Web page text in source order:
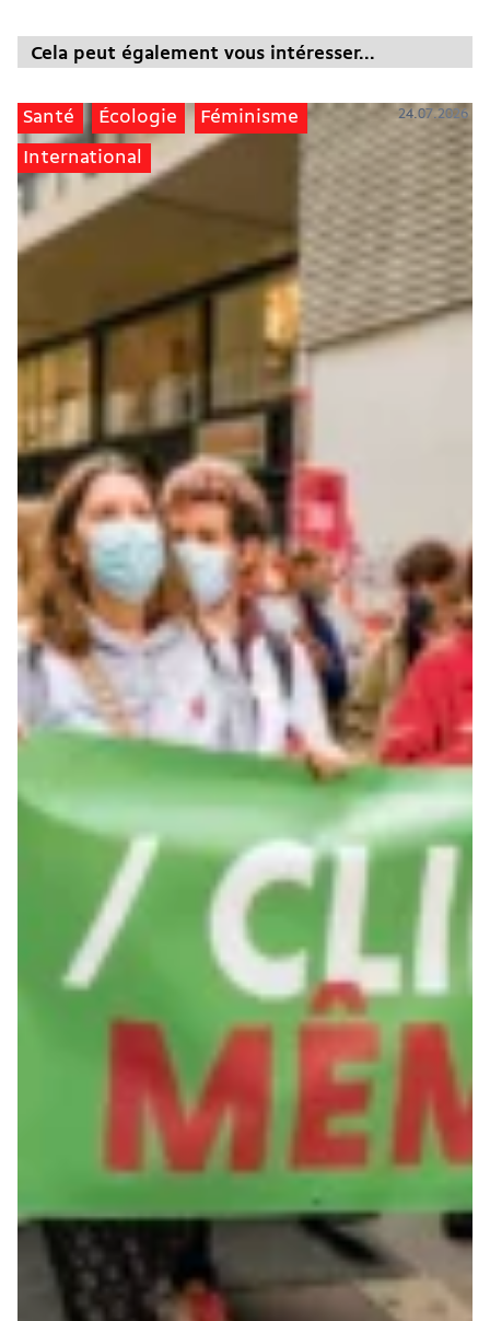
Cela peut également vous intéresser...
Santé Écologie Féminisme
International
24.07.2026